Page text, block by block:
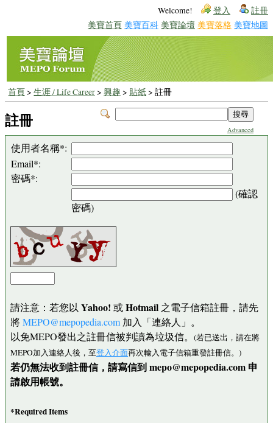
Welcome! 登入 註冊
美寶首頁 美寶百科 美寶論壇 美寶落格 美寶地圖
首頁> 生涯 / Life Career> 興趣 > 貼紙> 註冊
Advanced
註冊
使用者名稱*:
Email*:
密碼*:
(確認
密碼)
請注意：若您以 Yahoo! 或Hotmail 之電子信箱註冊，請先
將MEPO@mepopedia.com 加入「連絡人」。
以免MEPO發出之註冊信被判讀為垃圾信。 (若已送出，請在將
MEPO加入連絡人後，至登入介面再次輸入電子信箱重發註冊信。)
若仍無法收到註冊信，請寫信到 mepo@mepopedia.com 申
請啟用帳號。
*Required Items